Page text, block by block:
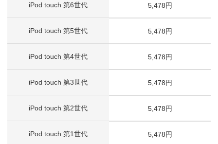
iPod touch 第6世代 5,478円
iPod touch 第5世代 5,478円
iPod touch 第4世代 5,478円
iPod touch 第3世代 5,478円
iPod touch 第2世代 5,478円
iPod touch 第1世代 5,478円